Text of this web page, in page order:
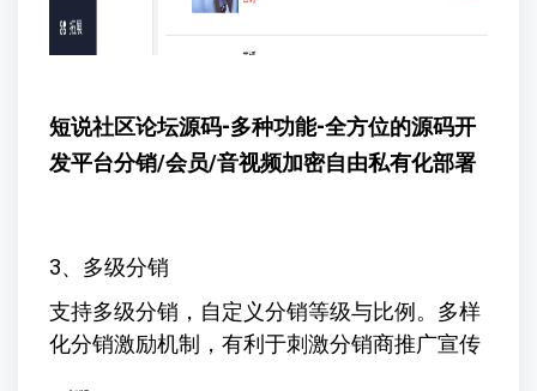
短说社区论坛源码-多种功能-全方位的源码开
发平台分销/会员/音视频加密自由私有化部署
3、多级分销
支持多级分销，自定义分销等级与比例。多样
化分销激励机制，有利于刺激分销商推广宣传